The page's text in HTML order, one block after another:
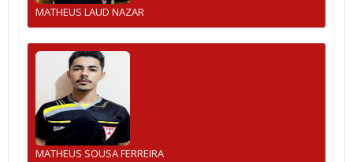
MATHEUS LAUD NAZAR
MATHEUS SOUSA FERREIRA